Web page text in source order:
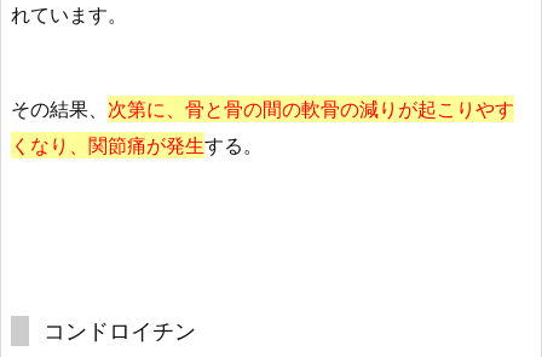
れています。
その結果、 次第に、骨と骨の間の軟骨の減りが起こりやす
くなり、関節痛が発生する。
コンドロイチン